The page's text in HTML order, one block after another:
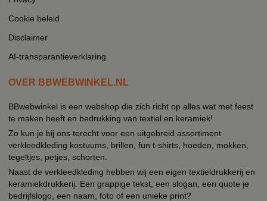
Cookie beleid
Disclaimer
AI-transparantieverklaring
OVER BBWEBWINKEL.NL
BBwebwinkel is een webshop die zich richt op alles wat met feest
te maken heeft en bedrukking van textiel en keramiek!
Zo kun je bij ons terecht voor een uitgebreid assortiment
verkleedkleding kostuums, brillen, fun t-shirts, hoeden, mokken,
tegeltjes, petjes, schorten.
Naast de verkleedkleding hebben wij een eigen textieldrukkerij en
keramiekdrukkerij. Een grappige tekst, een slogan, een quote je
bedrijfslogo, een naam, foto of een unieke print?